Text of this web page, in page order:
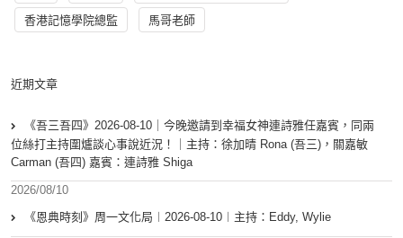
香港記憶學院總監 馬哥老師
近期文章
《吾三吾四》2026-08-10｜今晚邀請到幸福女神連詩雅任嘉賓，同兩
位絲打主持圍爐談心事說近況！｜主持：徐加晴 Rona (吾三)，關嘉敏
Carman (吾四) 嘉賓：連詩雅 Shiga
2026/08/10
《恩典時刻》周一文化局︱2026-08-10︱主持：Eddy, Wylie